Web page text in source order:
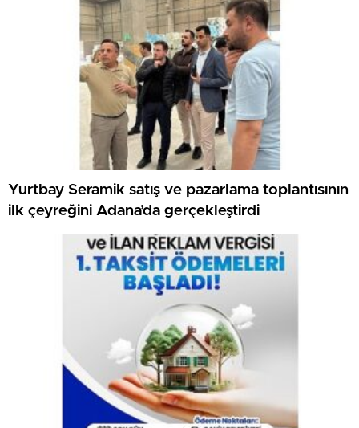
Yurtbay Seramik satış ve pazarlama toplantısının
ilk çeyreğini Adana’da gerçekleştirdi